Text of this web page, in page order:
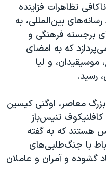
تظاهرات فزاینده
بین‌المللی، به
برجسته فرهنگی و
که به امضای
و لیا
رسید.
بزرگ معاصر، اوگنی کیسین
تنیس‌باز
هستند که به گفته
با جنگ‌طلبی‌های
گشوده و آمران و عاملان